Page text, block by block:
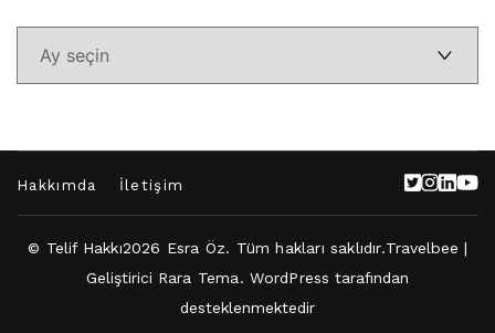
Hakkımda İletişim
© Telif Hakkı2026 Esra Öz. Tüm hakları saklıdır.Travelbee |
Geliştirici Rara Tema. WordPress tarafından
desteklenmektedir